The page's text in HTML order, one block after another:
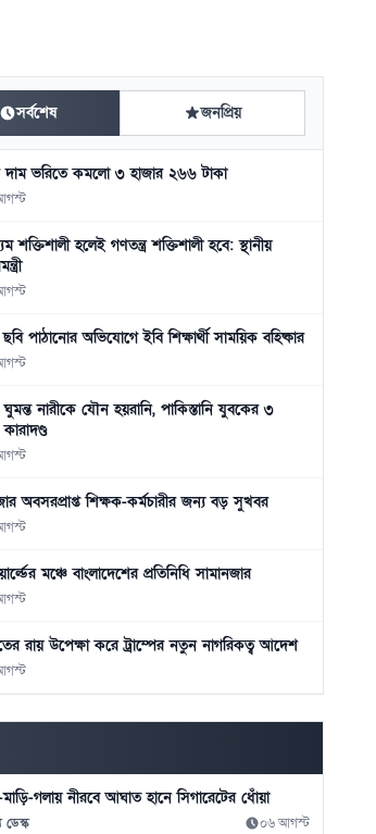
সর্বশেষ জনপ্রিয়
দাম ভরিতে কমলো ৩ হাজার ২৬৬ টাকা
শক্তিশালী হলেই গণতন্ত্র শক্তিশালী হবে: স্থানীয়
পাঠানোর অভিযোগে ইবি শিক্ষার্থী সাময়িক বহিষ্কার
ঘুমন্ত নারীকে যৌন হয়রানি, পাকিস্তানি যুবকের ৩
অবসরপ্রাপ্ত শিক্ষক-কর্মচারীর জন্য বড় সুখবর
মঞ্চে বাংলাদেশের প্রতিনিধি সামানজার
রায় উপেক্ষা করে ট্রাম্পের নতুন নাগরিকত্ব আদেশ
স্কুলে কিশোরের এলোপাতাড়ি গুলি, নিহত অন্তত ৭
গলায় নীরবে আঘাত হানে সিগারেটের ধোঁয়া
ডেস্ক ০৬ আগস্ট